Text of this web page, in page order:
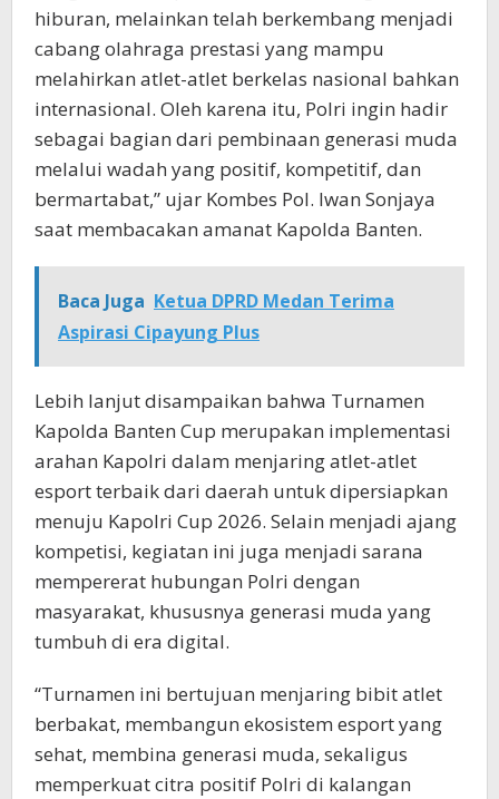
hiburan, melainkan telah berkembang menjadi
cabang olahraga prestasi yang mampu
melahirkan atlet-atlet berkelas nasional bahkan
internasional. Oleh karena itu, Polri ingin hadir
sebagai bagian dari pembinaan generasi muda
melalui wadah yang positif, kompetitif, dan
bermartabat,” ujar Kombes Pol. Iwan Sonjaya
saat membacakan amanat Kapolda Banten.
Baca Juga Ketua DPRD Medan Terima
Aspirasi Cipayung Plus
Lebih lanjut disampaikan bahwa Turnamen
Kapolda Banten Cup merupakan implementasi
arahan Kapolri dalam menjaring atlet-atlet
esport terbaik dari daerah untuk dipersiapkan
menuju Kapolri Cup 2026. Selain menjadi ajang
kompetisi, kegiatan ini juga menjadi sarana
mempererat hubungan Polri dengan
masyarakat, khususnya generasi muda yang
tumbuh di era digital.
“Turnamen ini bertujuan menjaring bibit atlet
berbakat, membangun ekosistem esport yang
sehat, membina generasi muda, sekaligus
memperkuat citra positif Polri di kalangan